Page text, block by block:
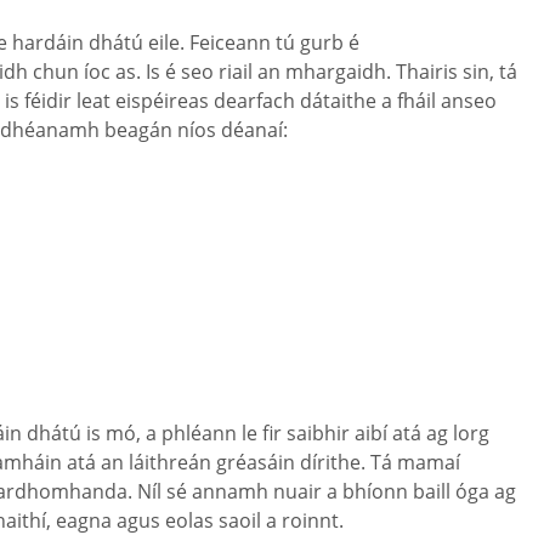
dhátú eile. Feiceann tú gurb é
chun íoc as. Is é seo riail an mhargaidh. Thairis sin, tá
féidir leat eispéireas dearfach dátaithe a fháil anseo
beagán níos déanaí:
dhátú is mó, a phléann le fir saibhir aibí atá ag lorg
atá an láithreán gréasáin dírithe. Tá mamaí
Níl sé annamh nuair a bhíonn baill óga ag
eagna agus eolas saoil a roinnt.